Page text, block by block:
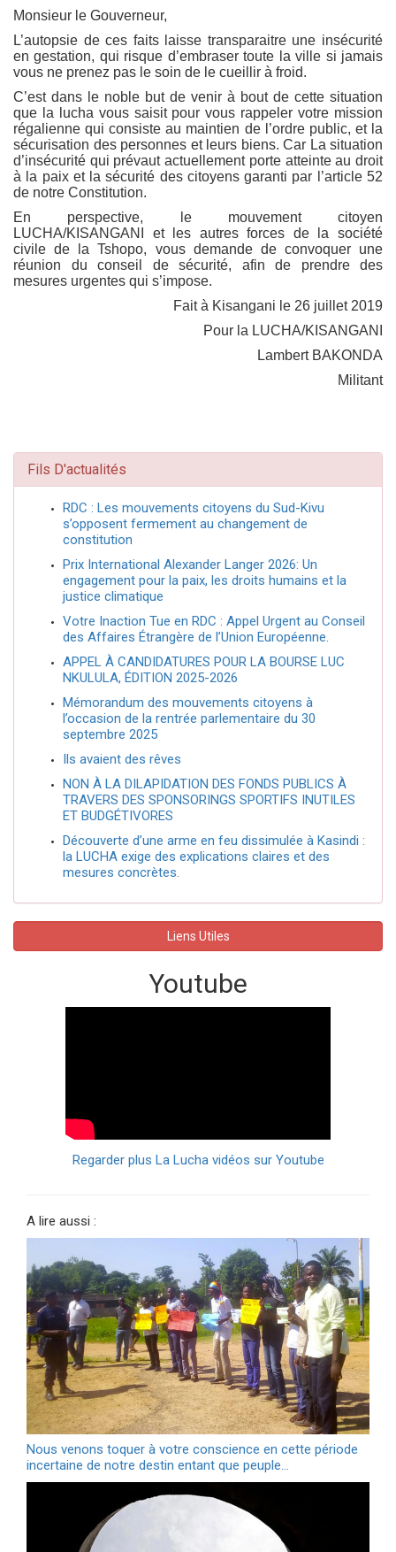
Monsieur le Gouverneur,
L’autopsie de ces faits laisse transparaitre une insécurité
en gestation, qui risque d’embraser toute la ville si jamais
vous ne prenez pas le soin de le cueillir à froid.
C’est dans le noble but de venir à bout de cette situation
que la lucha vous saisit pour vous rappeler votre mission
régalienne qui consiste au maintien de l’ordre public, et la
sécurisation des personnes et leurs biens. Car La situation
d’insécurité qui prévaut actuellement porte atteinte au droit
à la paix et la sécurité des citoyens garanti par l’article 52
de notre Constitution.
En perspective, le mouvement citoyen
LUCHA/KISANGANI et les autres forces de la société
civile de la Tshopo, vous demande de convoquer une
réunion du conseil de sécurité, afin de prendre des
mesures urgentes qui s’impose.
Fait à Kisangani le 26 juillet 2019
Pour la LUCHA/KISANGANI
Lambert BAKONDA
Militant
Fils D'actualités
RDC : Les mouvements citoyens du Sud-Kivu
s’opposent fermement au changement de
constitution
Prix International Alexander Langer 2026: Un
engagement pour la paix, les droits humains et la
justice climatique
Votre Inaction Tue en RDC : Appel Urgent au Conseil
des Affaires Étrangère de l’Union Européenne.
APPEL À CANDIDATURES POUR LA BOURSE LUC
NKULULA, ÉDITION 2025-2026
Mémorandum des mouvements citoyens à
l’occasion de la rentrée parlementaire du 30
septembre 2025
Ils avaient des rêves
NON À LA DILAPIDATION DES FONDS PUBLICS À
TRAVERS DES SPONSORINGS SPORTIFS INUTILES
ET BUDGÉTIVORES
Découverte d’une arme en feu dissimulée à Kasindi :
la LUCHA exige des explications claires et des
mesures concrètes.
Liens Utiles
Youtube
Regarder plus La Lucha vidéos sur Youtube
A lire aussi :
Nous venons toquer à votre conscience en cette période
incertaine de notre destin entant que peuple…